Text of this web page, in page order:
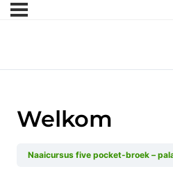
Welkom
Naaicursus five pocket-broek –